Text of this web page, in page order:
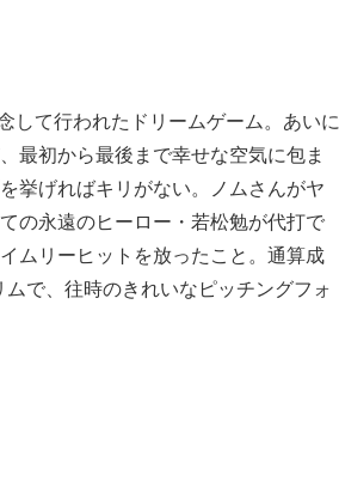
て行われたドリームゲーム。あいに
最初から最後まで幸せな空気に包ま
挙げればキリがない。ノムさんがヤ
の永遠のヒーロー・若松勉が代打で
ムリーヒットを放ったこと。通算成
で、往時のきれいなピッチングフォ